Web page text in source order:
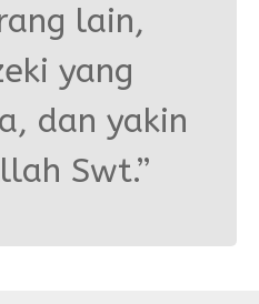
lain,
yang
dan yakin
Swt.”